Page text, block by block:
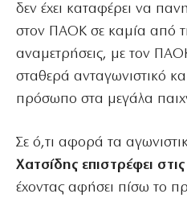
δεν έχει καταφέρει να
στον ΠΑΟΚ σε καμία από
αναμετρήσεις, με τον
σταθερά ανταγωνιστικό
πρόσωπο στα μεγάλα
Σε ό,τι αφορά τα
Χατσίδης επιστρέφει στις
έχοντας αφήσει πίσω το